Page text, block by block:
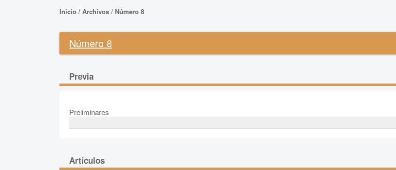
Inicio / Archivos / Número 8
Número 8
Previa
Preliminares
Artículos